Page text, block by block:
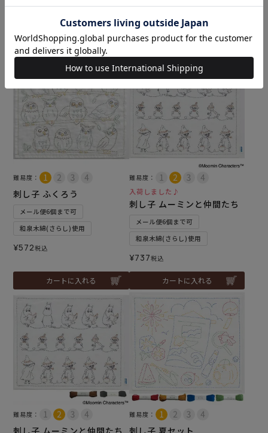
カートに入れる
¥2,112税込
カートに入れる
難易度：
刺し子 ふくろう
メール便6個まで可
和泉木綿(さらし)使用
¥572税込
カートに入れる
難易度：
入荷しました♪
刺し子 ムーミンと仲間たち
メール便6個まで可
和泉木綿(さらし)使用
¥737税込
カートに入れる
難易度：
刺し子 ムーミンと仲間たち
難易度：
刺し子 夏セット